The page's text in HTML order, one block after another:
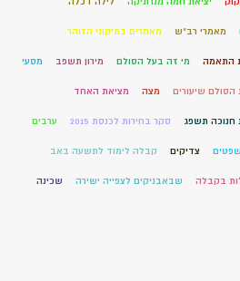
מאמרי רב"ש מאמרים בתיקוני הזוהר
התאמה מי זה בעל הסולם מירון תשפב מסעי
הסולם שיעורים מצה מציאת האחד
חנוכה תשפג סקר בחירות לכנסת 2015 ערבים
צדיקים קבלה לימוד לתשעה באב
בקבלה שבאבניקים לצפייה ישירה שכינה